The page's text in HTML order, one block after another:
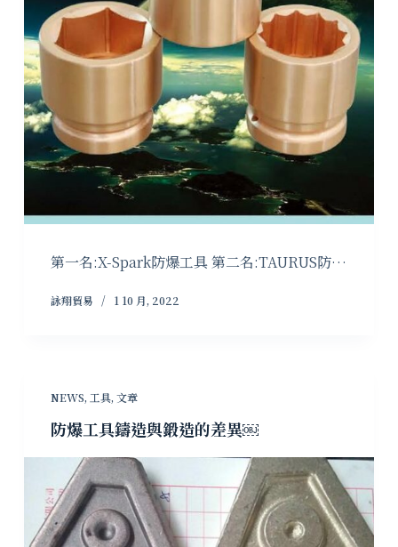
第一名:X-Spark防爆工具 第二名:TAURUS防…
詠翔貿易 1 10 月, 2022
NEWS, 工具, 文章
防爆工具鑄造與鍛造的差異￼